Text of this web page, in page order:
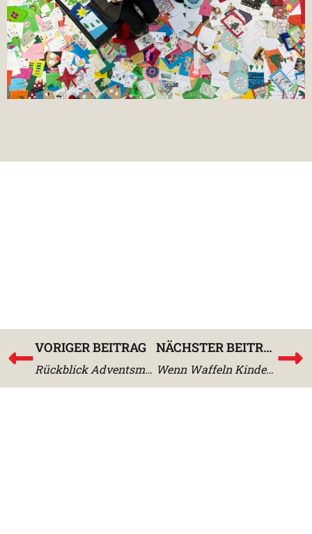
VORIGER BEITRAG
Rückblick Adventsmarkt 2025
NÄCHSTER BEITRAG
Wenn Waffeln Kinderaugen zum Leuchten bringen und Schmalzstullen Rekorde brechen